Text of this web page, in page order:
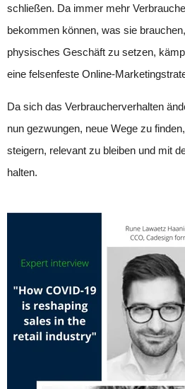
schließen. Da immer mehr
bekommen können, was sie
physisches Geschäft zu setzen,
eine felsenfeste Online-
Da sich das Verbraucherverhalten
nun gezwungen, neue Wege zu
steigern, relevant zu bleiben und mit
halten.